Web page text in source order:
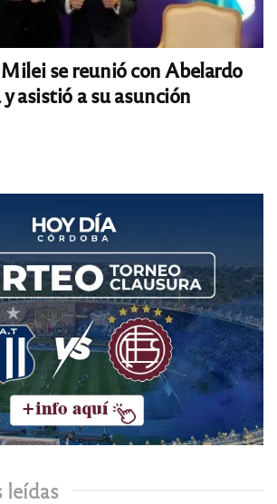
se reunió con Abelardo
asistió a su asunción
leídas